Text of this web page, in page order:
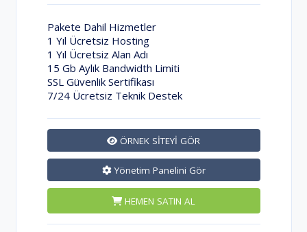
Pakete Dahil Hizmetler
1 Yıl Ücretsiz Hosting
1 Yıl Ücretsiz Alan Adı
15 Gb Aylık Bandwidth Limiti
SSL Güvenlik Sertifikası
7/24 Ücretsiz Teknik Destek
ÖRNEK SİTEYİ GÖR
Yönetim Panelini Gör
HEMEN SATIN AL